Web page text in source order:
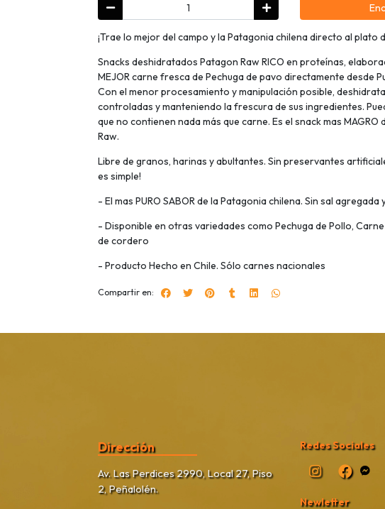
¡Trae lo mejor del campo y la Patagonia chilena directo al plato
Snacks deshidratados Patagon Raw RICO en proteínas,
MEJOR carne fresca de Pechuga de pavo directamente desde
Con el menor procesamiento y manipulación posible,
controladas y manteniendo la frescura de sus ingredientes.
que no contienen nada más que carne. Es el snack mas MAGRO
Raw.
Libre de granos, harinas y abultantes. Sin preservantes
es simple!
- El mas PURO SABOR de la Patagonia chilena. Sin sal agregada
- Disponible en otras variedades como Pechuga de Pollo,
de cordero
- Producto Hecho en Chile. Sólo carnes nacionales
Compartir en:
Dirección
Av. Las Perdices 2990, Local 27, Piso
2, Peñalolén.
Redes Sociales
Newletter